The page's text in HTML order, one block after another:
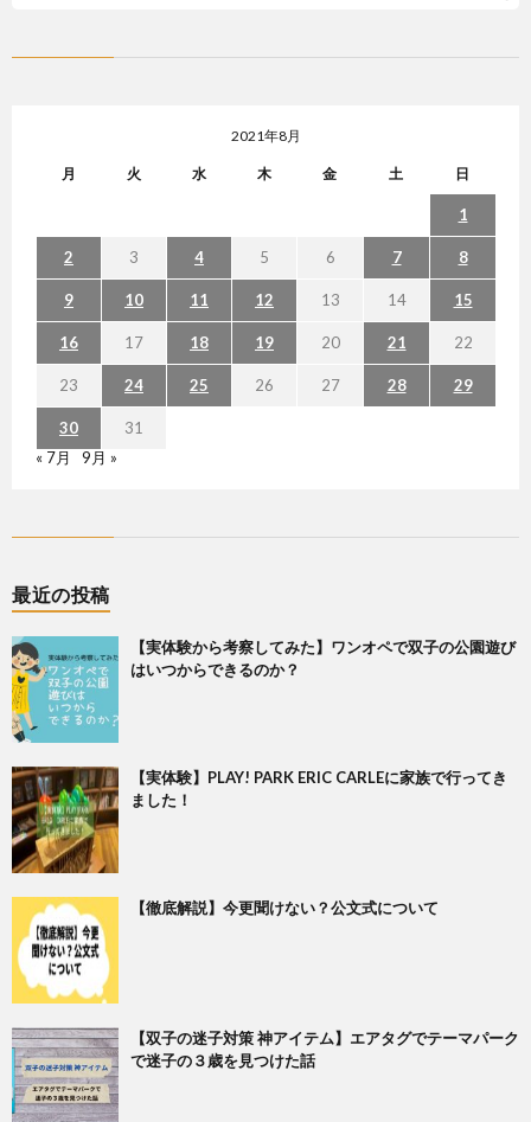
2021年8月
月 火 水 木 金 土 日
1
2 3 4 5 6 7 8
9 10 11 12 13 14 15
16 17 18 19 20 21 22
23 24 25 26 27 28 29
30
31
« 7月
9月 »
最近の投稿
【実体験から考察してみた】ワンオペで双子の公園遊び
はいつからできるのか？
【実体験】PLAY! PARK ERIC CARLEに家族で行ってき
ました！
【徹底解説】今更聞けない？公文式について
【双子の迷子対策 神アイテム】エアタグでテーマパーク
で迷子の３歳を見つけた話